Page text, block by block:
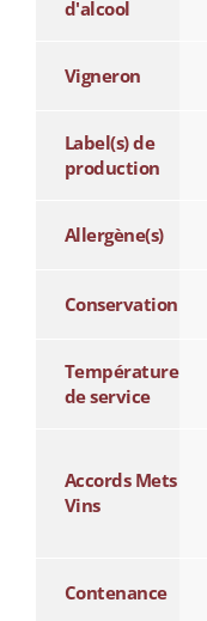
d'alcool
Vigneron
Label(s) de
production
Allergène(s)
Conservation
Température
de service
Accords Mets
Vins
Contenance